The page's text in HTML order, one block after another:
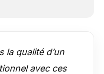
cocktail élaboré.
✔ Artisanat
traditionnel fait à
la qualité d’un
avec ces